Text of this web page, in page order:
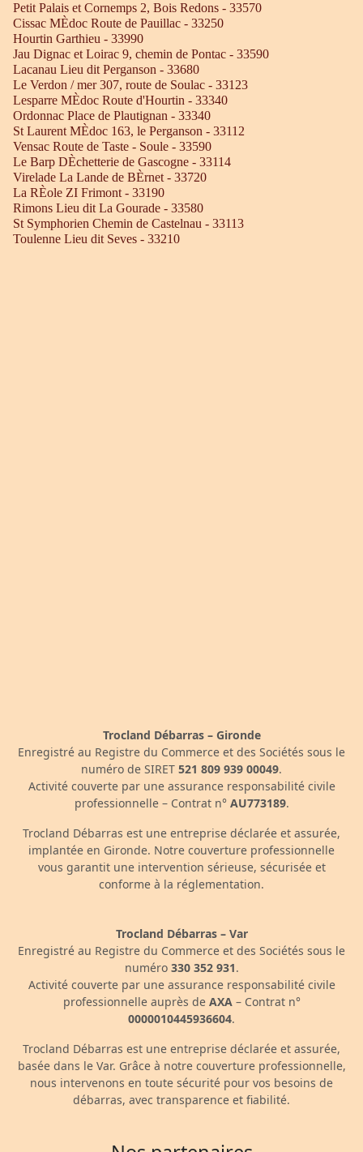
Petit Palais et Cornemps 2, Bois Redons - 33570
Cissac MÈdoc Route de Pauillac - 33250
Hourtin Garthieu - 33990
Jau Dignac et Loirac 9, chemin de Pontac - 33590
Lacanau Lieu dit Perganson - 33680
Le Verdon / mer 307, route de Soulac - 33123
Lesparre MÈdoc Route d'Hourtin - 33340
Ordonnac Place de Plautignan - 33340
St Laurent MÈdoc 163, le Perganson - 33112
Vensac Route de Taste - Soule - 33590
Le Barp DÈchetterie de Gascogne - 33114
Virelade La Lande de BÈrnet - 33720
La RÈole ZI Frimont - 33190
Rimons Lieu dit La Gourade - 33580
St Symphorien Chemin de Castelnau - 33113
Toulenne Lieu dit Seves - 33210
Trocland Débarras – Gironde
Enregistré au Registre du Commerce et des Sociétés sous le
numéro de SIRET 521 809 939 00049.
Activité couverte par une assurance responsabilité civile
professionnelle – Contrat n° AU773189.
Trocland Débarras est une entreprise déclarée et assurée,
implantée en Gironde. Notre couverture professionnelle
vous garantit une intervention sérieuse, sécurisée et
conforme à la réglementation.
Trocland Débarras – Var
Enregistré au Registre du Commerce et des Sociétés sous le
numéro 330 352 931.
Activité couverte par une assurance responsabilité civile
professionnelle auprès de AXA– Contrat n°
0000010445936604.
Trocland Débarras est une entreprise déclarée et assurée,
basée dans le Var. Grâce à notre couverture professionnelle,
nous intervenons en toute sécurité pour vos besoins de
débarras, avec transparence et fiabilité.